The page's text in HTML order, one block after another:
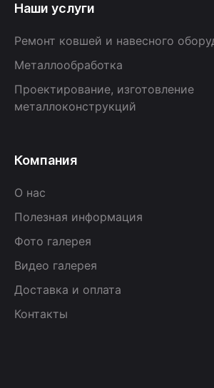
Наши услуги
Ремонт ковшей и навесного
Металлообработка
Проектирование, изготовление
металлоконструкций
Компания
О нас
Полезная информация
Фото галерея
Видео галерея
Доставка и оплата
Контакты